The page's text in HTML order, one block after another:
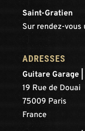
Saint-Gratien
Sur rendez-vous
ADRESSES
Guitare Garage
19 Rue de Douai
75009 Paris
France